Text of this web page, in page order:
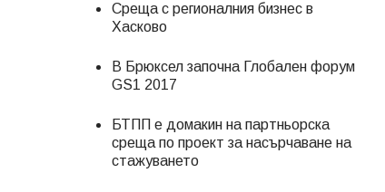
Среща с регионалния бизнес в
Хасково
В Брюксел започна Глобален форум
GS1 2017
БТПП е домакин на партньорска
среща по проект за насърчаване на
стажуването